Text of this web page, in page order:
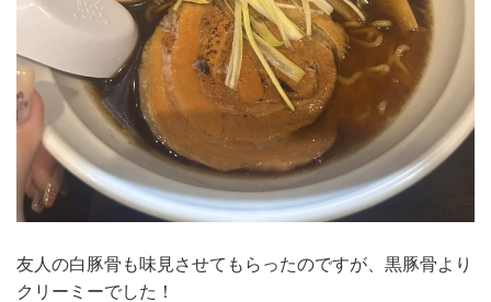
友人の白豚骨も味見させてもらったのですが、黒豚骨より
クリーミーでした！